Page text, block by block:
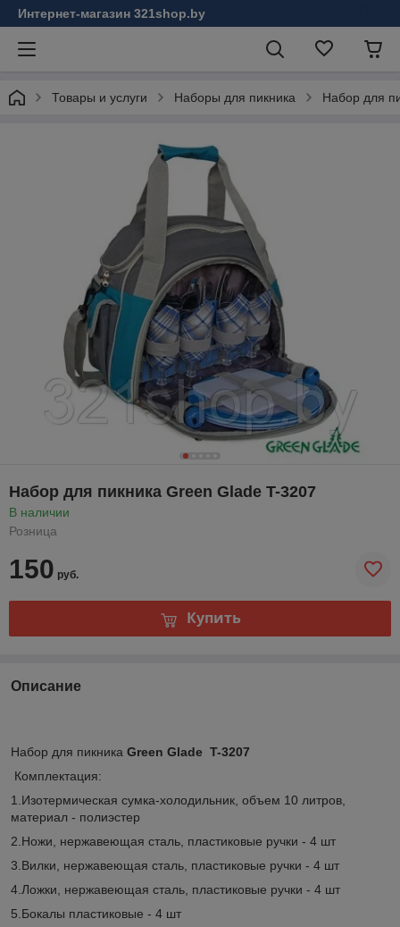
Интернет-магазин 321shop.by
Товары и услуги Наборы для пикника Набор для
Набор для пикника Green Glade T-3207
В наличии
Розница
150 руб.
Купить
Описание
Набор для пикника Green Glade T-3207
Комплектация:
1.Изотермическая сумка-холодильник, объем 10 литров,
материал - полиэстер
2.Ножи, нержавеющая сталь, пластиковые ручки - 4 шт
3.Вилки, нержавеющая сталь, пластиковые ручки - 4 шт
4.Ложки, нержавеющая сталь, пластиковые ручки - 4 шт
5.Бокалы пластиковые - 4 шт